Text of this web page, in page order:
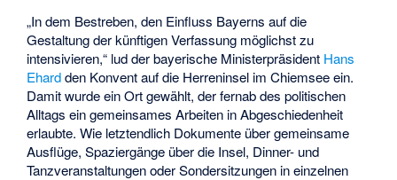
„In dem Bestreben, den Einfluss Bayerns auf die
Gestaltung der künftigen Verfassung möglichst zu
intensivieren,“ lud der bayerische Ministerpräsident Hans
Ehardden Konvent auf die Herreninsel im Chiemsee ein.
Damit wurde ein Ort gewählt, der fernab des politischen
Alltags ein gemeinsames Arbeiten in Abgeschiedenheit
erlaubte. Wie letztendlich Dokumente über gemeinsame
Ausflüge, Spaziergänge über die Insel, Dinner- und
Tanzveranstaltungen oder Sondersitzungen in einzelnen